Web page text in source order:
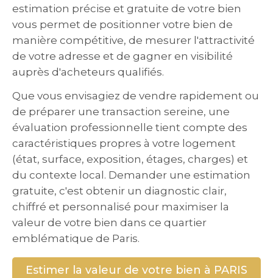
estimation précise et gratuite de votre bien
vous permet de positionner votre bien de
manière compétitive, de mesurer l'attractivité
de votre adresse et de gagner en visibilité
auprès d'acheteurs qualifiés.
Que vous envisagiez de vendre rapidement ou
de préparer une transaction sereine, une
évaluation professionnelle tient compte des
caractéristiques propres à votre logement
(état, surface, exposition, étages, charges) et
du contexte local. Demander une estimation
gratuite, c'est obtenir un diagnostic clair,
chiffré et personnalisé pour maximiser la
valeur de votre bien dans ce quartier
emblématique de Paris.
Estimer la valeur de votre bien à PARIS